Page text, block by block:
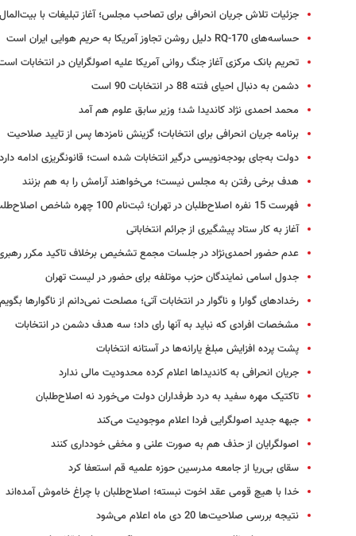
جزئیات تلاش جریان انحرافی برای تصاحب مجلس؛ آغاز تبلیغات با بیت‌‎المال
حساسه‌های RQ-170 دلیل روشن تجاوز آمریکا به حریم هوایی ایران است
تحریم بانک مرکزی آغاز جنگ روانی آمریکا علیه اصولگرایان در انتخابات
دشمن به دنبال احیای فتنه 88 در انتخابات 90 است
محمد احمدی نژاد کاندیدا شد؛ وزیر سابق علوم هم آمد
برنامه جریان انحرافی برای انتخابات؛ گزینش نامزدها پس از تایید صلاحیت
دولت به‌جای بودجه‌نویسی درگیر انتخابات شده است؛ قانونگریزی ادامه دارد
هدف برخی رفتن به مجلس نیست؛ می‌خواهند آرامش را به هم بزنند
فهرست 15 نفره اصلاح‌طلبان در تهران؛ ثبت‌نام 100 چهره شاخص اصلاح‌طلب
آغاز به کار ستاد پیشگیری از جرائم انتخاباتی
عدم حضور احمدی‌نژاد در جلسات مجمع تشخیص برخلاف تاکید مکرر
جدول اسامی نمایندگان حزب موتلفه برای حضور در لیست تهران
رخدادهای گوارا و ناگوار در انتخابات آتی؛ مصلحت نمی‌دانم از ناگوارها بگویم
مشخصات افرادی که نباید به آنها رای داد؛‌ سه هدف دشمن در انتخابات
پشت پرده افزایش مبلغ یارانه‌ها در آستانه انتخابات
جریان انحرافی به کاندیداها اعلام کرده محدودیت مالی ندارد
تاکتیک مهره سفید به درد طرفداران دولت می‌خورد نه اصلاح‌طلبان
جبهه جدید اصولگرایی فردا اعلام موجودیت می‌کند
اصولگرایان از حذف هم به صورت علنی و مخفی خودداری کنند
سقای بی‌ریا از جامعه مدرسین حوزه علمیه قم استعفا کرد
خدا با هیچ قومی عقد اخوت نبسته؛ اصلاح‌طلبان با چراغ خاموش آمده‌اند
نتیجه بررسی صلاحیت‌ها 20 دی ماه اعلام می‌شود